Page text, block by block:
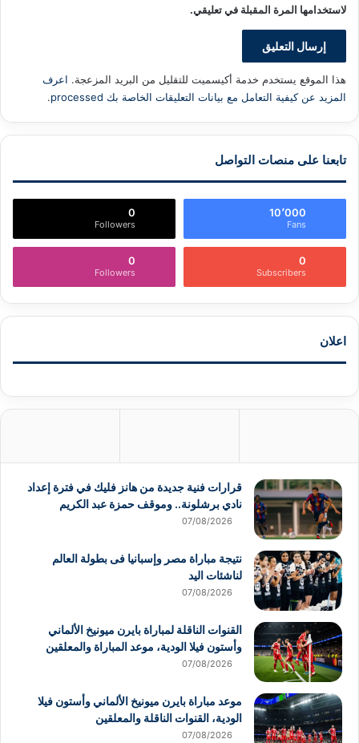
لاستخدامها المرة المقبلة في تعليقي.
هذا الموقع يستخدم خدمة أكيسميت للتقليل من البريد المزعجة. اعرف
المزيد عن كيفية التعامل مع بيانات التعليقات الخاصة بك processed
.
تابعنا على منصات التواصل
10٬000
Fans
0
Followers
0
Subscribers
0
Followers
اعلان
قرارات فنية جديدة من هانز فليك في فترة إعداد
نادي برشلونة.. وموقف حمزة عبد الكريم
07/08/2026
نتيجة مباراة مصر وإسبانيا فى بطولة العالم
لناشئات اليد
07/08/2026
القنوات الناقلة لمباراة بايرن ميونيخ الألماني
وأستون فيلا الودية، موعد المباراة والمعلقين
07/08/2026
موعد مباراة بايرن ميونيخ الألماني وأستون فيلا
الودية، القنوات الناقلة والمعلقين
07/08/2026